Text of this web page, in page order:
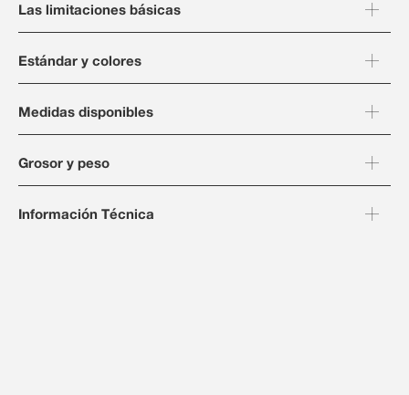
Las limitaciones básicas
Estándar y colores
Medidas disponibles
Grosor y peso
Información Técnica